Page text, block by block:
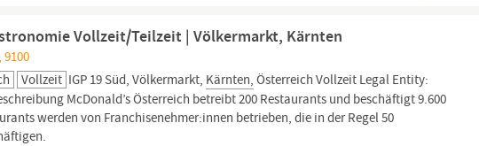
Vollzeit/Teilzeit | Völkermarkt, Kärnten
Vollzeit IGP 19 Süd, Völkermarkt, Kärnten, Österreich Vollzeit Legal Entity:
McDonald’s Österreich betreibt 200 Restaurants und beschäftigt 9.600
werden von Franchisenehmer:innen betrieben, die in der Regel 50